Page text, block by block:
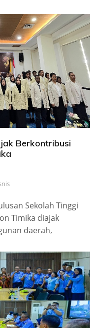
Berkontribusi
Sekolah Tinggi
Timika diajak
daerah,